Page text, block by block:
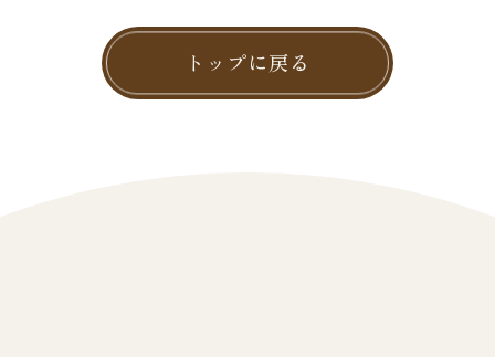
トップに戻る